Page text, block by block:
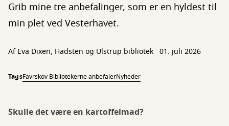
Grib mine tre anbefalinger, som er en hyldest til
min plet ved Vesterhavet.
Af Eva Dixen, Hadsten og Ulstrup bibliotek 01. juli 2026
TagsFavrskov Bibliotekerne anbefalerNyheder
Skulle det være en kartoffelmad?